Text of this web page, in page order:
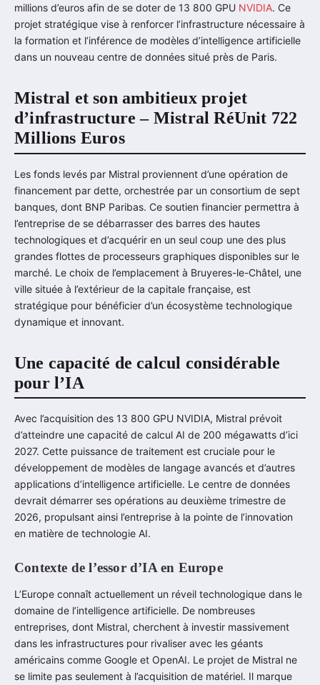
millions d’euros afin de se doter de 13 800 GPU NVIDIA. Ce
projet stratégique vise à renforcer l’infrastructure nécessaire à
la formation et l’inférence de modèles d’intelligence artificielle
dans un nouveau centre de données situé près de Paris.
Mistral et son ambitieux projet
d’infrastructure – Mistral RéUnit 722
Millions Euros
Les fonds levés par Mistral proviennent d’une opération de
financement par dette, orchestrée par un consortium de sept
banques, dont BNP Paribas. Ce soutien financier permettra à
l’entreprise de se débarrasser des barres des hautes
technologiques et d’acquérir en un seul coup une des plus
grandes flottes de processeurs graphiques disponibles sur le
marché. Le choix de l’emplacement à Bruyeres-le-Châtel, une
ville située à l’extérieur de la capitale française, est
stratégique pour bénéficier d’un écosystème technologique
dynamique et innovant.
Une capacité de calcul considérable
pour l’IA
Avec l’acquisition des 13 800 GPU NVIDIA, Mistral prévoit
d’atteindre une capacité de calcul AI de 200 mégawatts d’ici
2027. Cette puissance de traitement est cruciale pour le
développement de modèles de langage avancés et d’autres
applications d’intelligence artificielle. Le centre de données
devrait démarrer ses opérations au deuxième trimestre de
2026, propulsant ainsi l’entreprise à la pointe de l’innovation
en matière de technologie AI.
Contexte de l’essor d’IA en Europe
L’Europe connaît actuellement un réveil technologique dans le
domaine de l’intelligence artificielle. De nombreuses
entreprises, dont Mistral, cherchent à investir massivement
dans les infrastructures pour rivaliser avec les géants
américains comme Google et OpenAI. Le projet de Mistral ne
se limite pas seulement à l’acquisition de matériel. Il marque